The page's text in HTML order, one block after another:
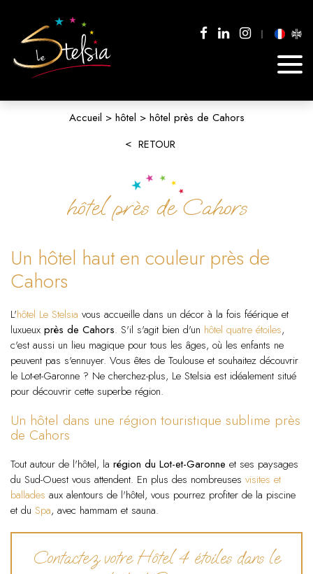
Accueil hôtel hôtel près de Cahors
RETOUR
hôtel près de Cahors
Un hôtel haut en couleur près de
Cahors
L'hôtel Le Stelsia vous accueille dans un décor à la fois féérique et
luxueux près de Cahors. S'il s'agit bien d'un hôtel quatre étoiles,
c'est aussi un lieu magique pour tous les âges, où les enfants ne
peuvent pas s'ennuyer. Vous êtes de Toulouse et souhaitez découvrir
le Lot-et-Garonne ? Ne cherchez-plus, Le Stelsia est idéalement situé
pour découvrir cette superbe région.
Un hôtel dans une région touristique sublime près
de Cahors
Tout autour de l'hôtel, la région du Lot-et-Garonne et ses paysages
du Sud-Ouest vous attendent. En plus des nombreuses visites et
ballades aux alentours de l'hôtel, vous pourrez profiter de la piscine
et du Spa, avec hammam et sauna.
Contactez votre Hôtel 4 étoiles dans le